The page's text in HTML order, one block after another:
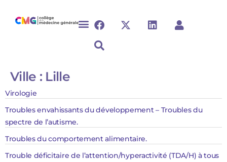
Ville : Lille
Virologie
Troubles envahissants du développement – Troubles du
spectre de l’autisme.
Troubles du comportement alimentaire.​​​​​
Trouble déficitaire de l’attention/hyperactivité (TDA/H) à tous